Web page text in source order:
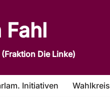
Fahl
Die Linke)
Initiativen Wahlkreis